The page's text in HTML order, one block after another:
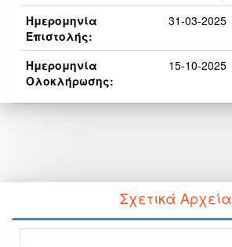
Ημερομηνία
Επιστολής:
31-03-2025
Ημερομηνία
Ολοκλήρωσης:
15-10-2025
Σχετικά Αρχεία